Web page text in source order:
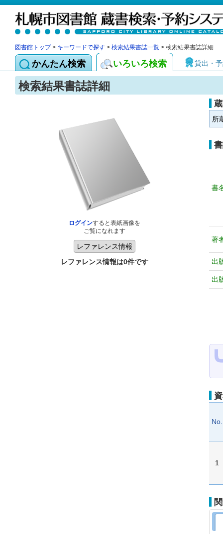
図書館トップ> キーワードで探す > 検索結果書誌一覧 > 検索結果書誌詳細
かんたん検索 いろいろ検索 貸出・
検索結果書誌詳細
ログインすると表紙画像を
ご覧になれます
レファレンス情報は0件です
所
書
著
出
出
No.
1